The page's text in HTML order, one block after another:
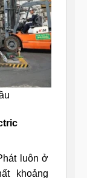
luôn ở
khoảng